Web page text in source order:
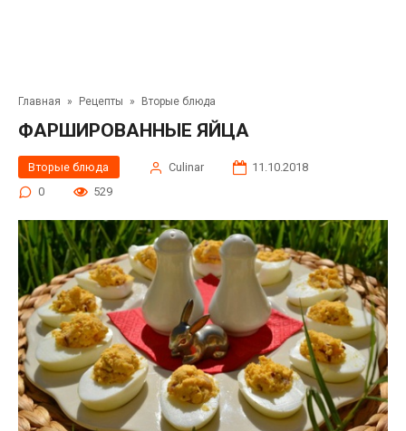
Главная » Рецепты » Вторые блюда
ФАРШИРОВАННЫЕ ЯЙЦА
Вторые блюда Сulinar
11.10.2018
0
529